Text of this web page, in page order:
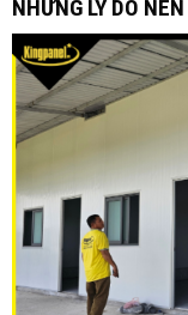
NHỮNG LÝ DO